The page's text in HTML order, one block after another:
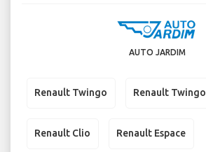
AUTO JARDIM
Renault Twingo Renault Twingo
Renault Clio Renault Espace